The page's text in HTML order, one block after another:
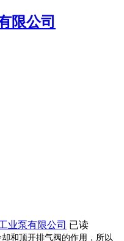
业泵有限公司 已读
和顶开排气阀的作用，所以